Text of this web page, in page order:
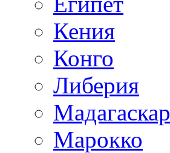
Кения
Конго
Либерия
Мадагаскар
Марокко